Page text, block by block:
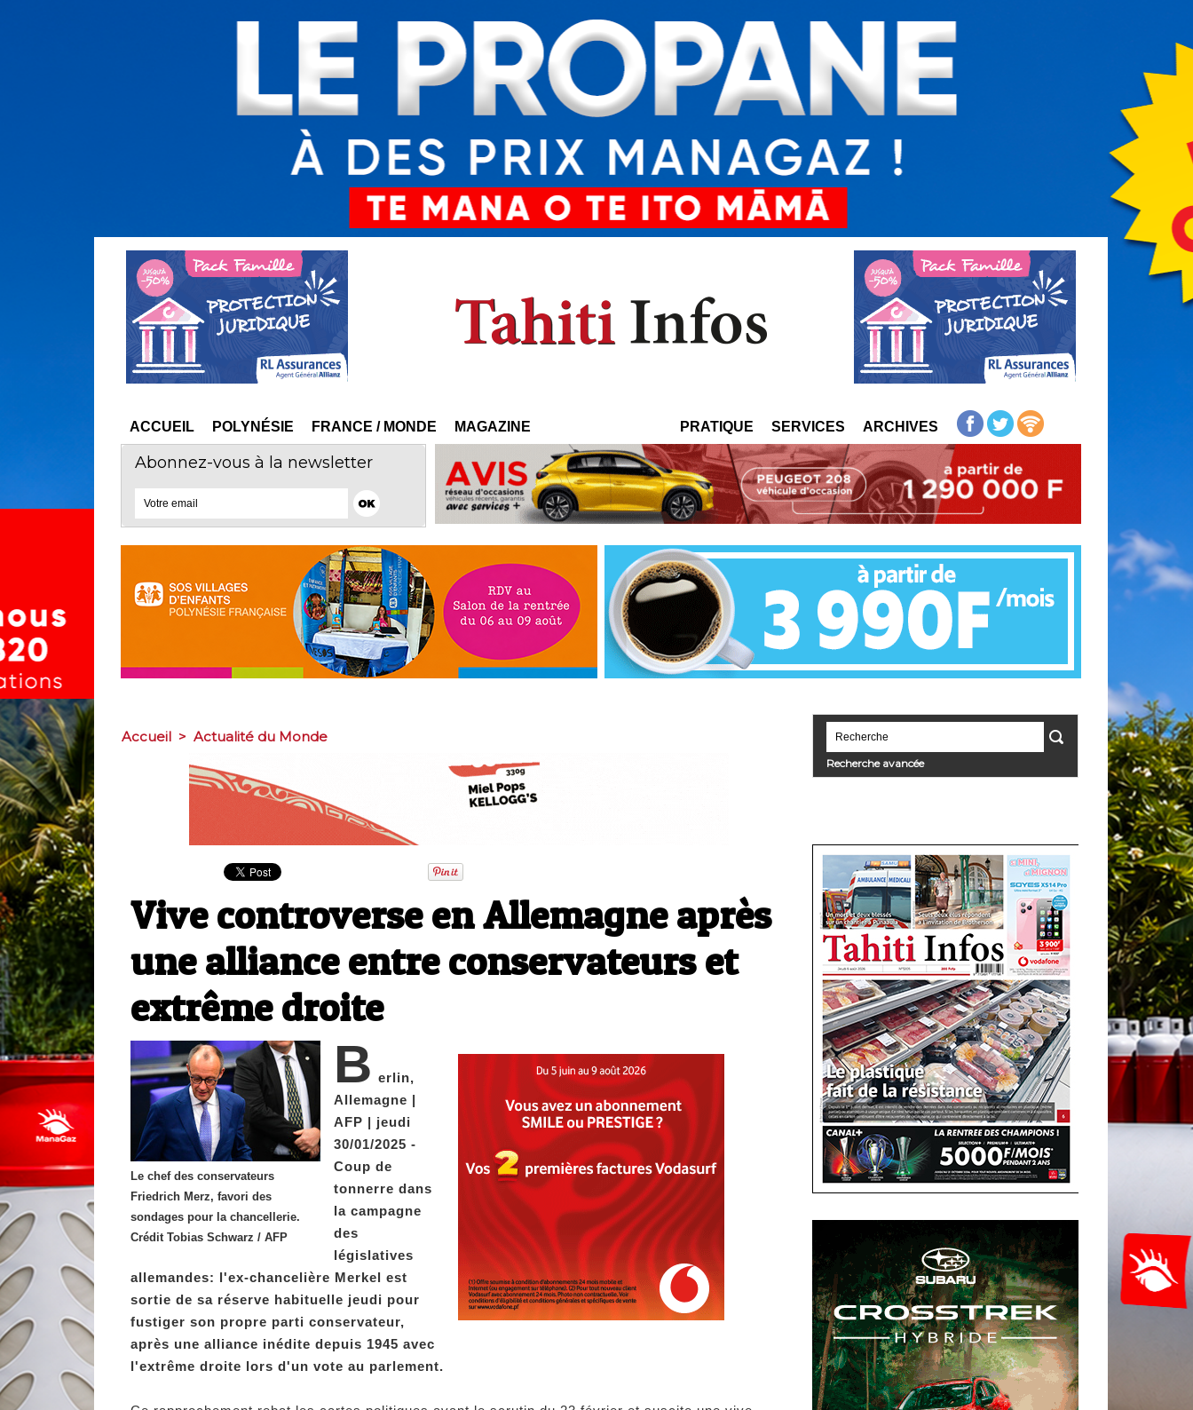
ACCUEIL POLYNÉSIE FRANCE / MONDE MAGAZINE PRATIQUE SERVICES ARCHIVES
Abonnez-vous à la newsletter
Accueil > Actualité du Monde
Vive controverse en Allemagne après
une alliance entre conservateurs et
extrême droite
Le chef des conservateurs
Friedrich Merz, favori des
sondages pour la chancellerie.
Crédit Tobias Schwarz / AFP
B erlin,
Allemagne |
AFP | jeudi
30/01/2025 -
Coup de
tonnerre dans
la campagne
des
législatives
allemandes: l'ex-chancelière Merkel est
sortie de sa réserve habituelle jeudi pour
fustiger son propre parti conservateur,
après une alliance inédite depuis 1945 avec
l'extrême droite lors d'un vote au parlement.
Recherche avancée